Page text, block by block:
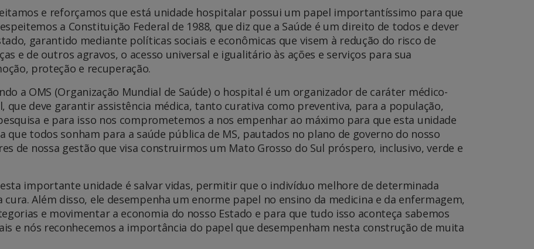
e reforçamos que está unidade hospitalar possui um papel importantíssimo para que
a Constituição Federal de 1988, que diz que a Saúde é um direito de todos e dever
garantido mediante políticas sociais e econômicas que visem à redução do risco de
e de outros agravos, o acesso universal e igualitário às ações e serviços para sua
proteção e recuperação.
a OMS (Organização Mundial de Saúde) o hospital é um organizador de caráter médico-
que deve garantir assistência médica, tanto curativa como preventiva, para a população,
e para isso nos comprometemos a nos empenhar ao máximo para que esta unidade
que todos sonham para a saúde pública de MS, pautados no plano de governo do nosso
de nossa gestão que visa construirmos um Mato Grosso do Sul próspero, inclusivo, verde e
importante unidade é salvar vidas, permitir que o indivíduo melhore de determinada
Além disso, ele desempenha um enorme papel no ensino da medicina e da enfermagem,
e movimentar a economia do nosso Estado e para que tudo isso aconteça sabemos
e nós reconhecemos a importância do papel que desempenham nesta construção de muita